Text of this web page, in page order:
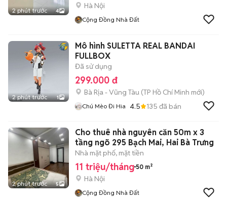
2 phút trước 4
Hà Nội
Cộng Đồng Nhà Đất
2 phút trước 1
Mô hình SULETTA REAL BANDAI
FULLBOX
Đã sử dụng
299.000 đ
Bà Rịa - Vũng Tàu (TP Hồ Chí Minh mới)
Chú Mèo Đi Hia 4.5 135 đã bán
2 phút trước 5
Cho thuê nhà nguyên căn 50m x 3
tầng ngõ 295 Bạch Mai, Hai Bà Trưng
Nhà mặt phố, mặt tiền
11 triệu/tháng 50 m²
Hà Nội
Cộng Đồng Nhà Đất